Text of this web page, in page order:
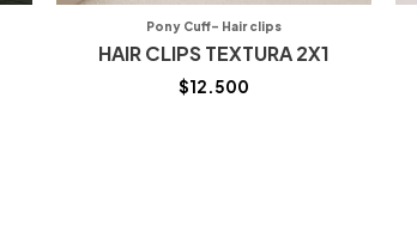
Pony Cuff- Hair clips
HAIR CLIPS TEXTURA 2X1
$12.500